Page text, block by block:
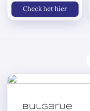
Bulgarije
Check het hier